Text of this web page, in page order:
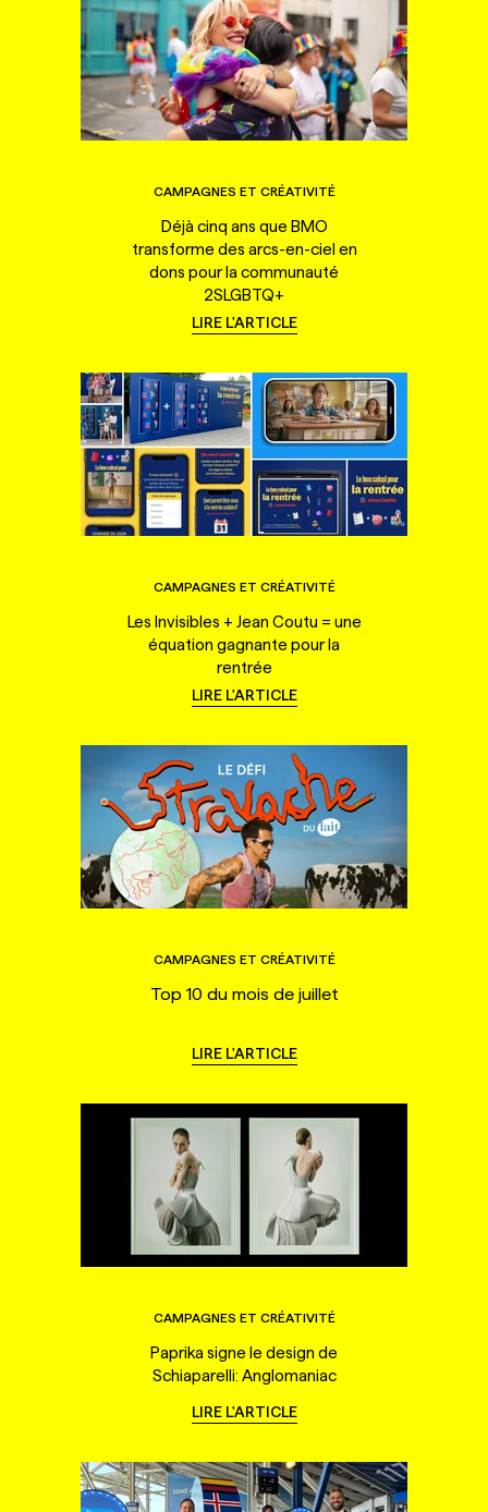
CAMPAGNES ET CRÉATIVITÉ
Déjà cinq ans que BMO
transforme des arcs-en-ciel en
dons pour la communauté
2SLGBTQ+
LIRE L'ARTICLE
CAMPAGNES ET CRÉATIVITÉ
Les Invisibles + Jean Coutu = une
équation gagnante pour la
rentrée
LIRE L'ARTICLE
CAMPAGNES ET CRÉATIVITÉ
Top 10 du mois de juillet
LIRE L'ARTICLE
CAMPAGNES ET CRÉATIVITÉ
Paprika signe le design de
Schiaparelli: Anglomaniac
LIRE L'ARTICLE